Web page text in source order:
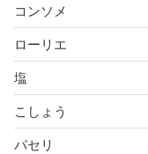
コンソメ
ローリエ
塩
こしょう
パセリ